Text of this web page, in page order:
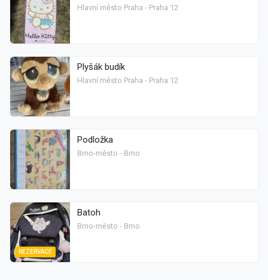
Hlavní město Praha - Praha 12
Plyšák budík
Hlavní město Praha - Praha 12
Podložka
Brno-město - Brno
REZERVACE
Batoh
Brno-město - Brno